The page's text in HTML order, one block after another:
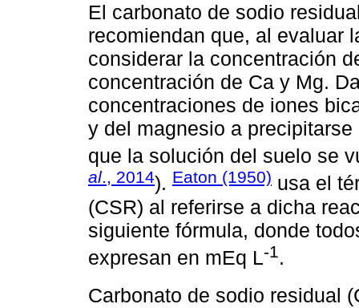
El carbonato de sodio
recomiendan que, al evaluar
considerar la concentración
concentración de Ca y Mg.
concentraciones de iones
y del magnesio a
que la solución del suelo se
al., 2014). Eaton (1950) usa el
(CSR) al referirse a dicha
siguiente fórmula, donde
expresan en mEq L-1.
Carbonato de sodio residual